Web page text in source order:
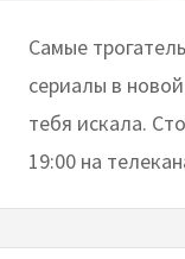
Самые
сериалы в
тебя искала.
19:00 на